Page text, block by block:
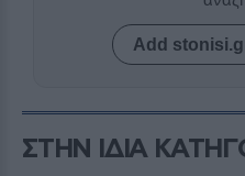
Add
ΣΤΗΝ ΙΔΙΑ